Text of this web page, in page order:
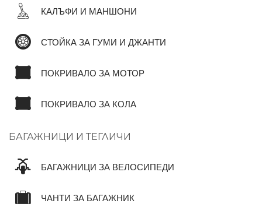
КАЛЪФИ И МАНШОНИ
СТОЙКА ЗА ГУМИ И ДЖАНТИ
ПОКРИВАЛО ЗА МОТОР
ПОКРИВАЛО ЗА КОЛА
БАГАЖНИЦИ И ТЕГЛИЧИ
БАГАЖНИЦИ ЗА ВЕЛОСИПЕДИ
ЧАНТИ ЗА БАГАЖНИК